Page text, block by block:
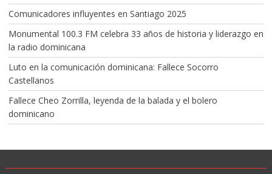
Comunicadores influyentes en Santiago 2025
Monumental 100.3 FM celebra 33 años de historia y liderazgo en
la radio dominicana
Luto en la comunicación dominicana: Fallece Socorro
Castellanos
Fallece Cheo Zorrilla, leyenda de la balada y el bolero
dominicano